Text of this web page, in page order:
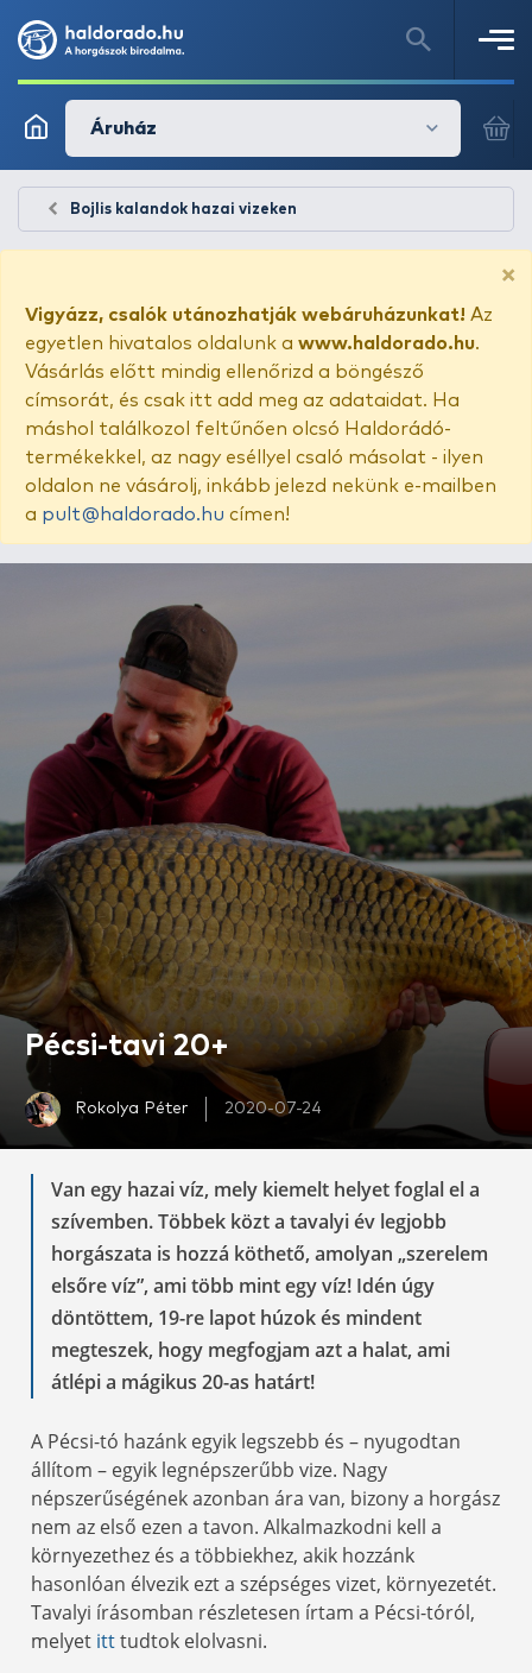
Áruház
Bojlis kalandok hazai vizeken
×
Vigyázz, csalók utánozhatják webáruházunkat! Az
egyetlen hivatalos oldalunk a www.haldorado.hu.
Vásárlás előtt mindig ellenőrizd a böngésző
címsorát, és csak itt add meg az adataidat. Ha
máshol találkozol feltűnően olcsó Haldorádó-
termékekkel, az nagy eséllyel csaló másolat - ilyen
oldalon ne vásárolj, inkább jelezd nekünk e-mailben
a pult@haldorado.hu címen!
Pécsi-tavi 20+
Rokolya Péter 2020-07-24
Van egy hazai víz, mely kiemelt helyet foglal el a
szívemben. Többek közt a tavalyi év legjobb
horgászata is hozzá köthető, amolyan „szerelem
elsőre víz”, ami több mint egy víz! Idén úgy
döntöttem, 19-re lapot húzok és mindent
megteszek, hogy megfogjam azt a halat, ami
átlépi a mágikus 20-as határt!
A Pécsi-tó hazánk egyik legszebb és – nyugodtan
állítom – egyik legnépszerűbb vize. Nagy
népszerűségének azonban ára van, bizony a horgász
nem az első ezen a tavon. Alkalmazkodni kell a
környezethez és a többiekhez, akik hozzánk
hasonlóan élvezik ezt a szépséges vizet, környezetét.
Tavalyi írásomban részletesen írtam a Pécsi-tóról,
melyet itttudtok elolvasni.